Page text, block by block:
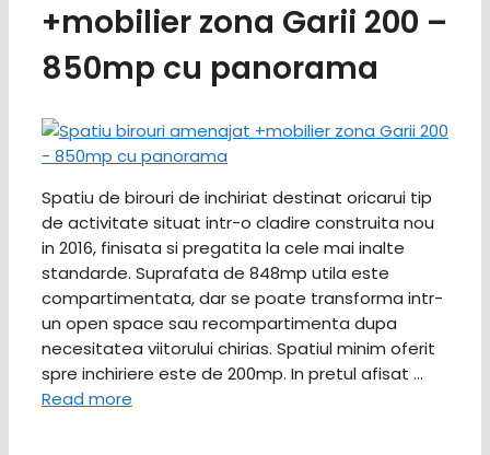
+mobilier zona Garii 200 –
850mp cu panorama
Spatiu de birouri de inchiriat destinat oricarui tip
de activitate situat intr-o cladire construita nou
in 2016, finisata si pregatita la cele mai inalte
standarde. Suprafata de 848mp utila este
compartimentata, dar se poate transforma intr-
un open space sau recompartimenta dupa
necesitatea viitorului chirias. Spatiul minim oferit
spre inchiriere este de 200mp. In pretul afisat …
Read more